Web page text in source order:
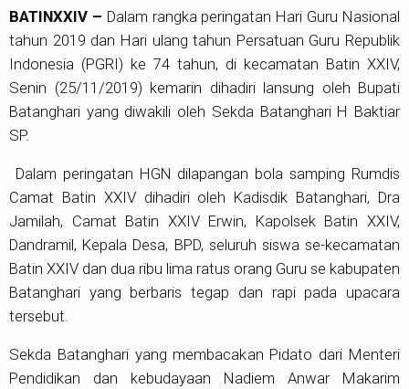
BATINXXIV – Dalam rangka peringatan Hari Guru Nasional
tahun 2019 dan Hari ulang tahun Persatuan Guru Republik
Indonesia (PGRI) ke 74 tahun, di kecamatan Batin XXIV,
Senin (25/11/2019) kemarin dihadiri lansung oleh Bupati
Batanghari yang diwakili oleh Sekda Batanghari H Baktiar
SP.
Dalam peringatan HGN dilapangan bola samping Rumdis
Camat Batin XXIV dihadiri oleh Kadisdik Batanghari, Dra
Jamilah, Camat Batin XXIV Erwin, Kapolsek Batin XXIV,
Dandramil, Kepala Desa, BPD, seluruh siswa se-kecamatan
Batin XXIV dan dua ribu lima ratus orang Guru se kabupaten
Batanghari yang berbaris tegap dan rapi pada upacara
tersebut.
Sekda Batanghari yang membacakan Pidato dari Menteri
Pendidikan dan kebudayaan Nadiem Anwar Makarim